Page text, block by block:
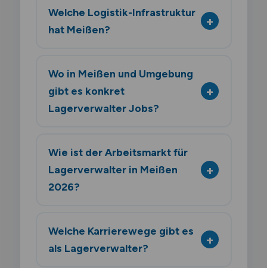
Welche Logistik-Infrastruktur
hat Meißen?
Wo in Meißen und Umgebung
gibt es konkret
Lagerverwalter Jobs?
Wie ist der Arbeitsmarkt für
Lagerverwalter in Meißen
2026?
Welche Karrierewege gibt es
als Lagerverwalter?